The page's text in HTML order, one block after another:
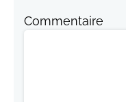
Commentaire